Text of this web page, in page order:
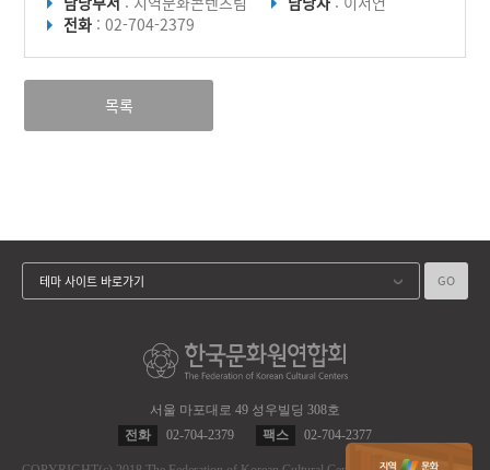
전화 : 02-704-2379
목록
서울 마포대로 49 성우빌딩 308호
전화
02-704-2379 팩스 02-704-2377
테마 사이트 바로가기 GO